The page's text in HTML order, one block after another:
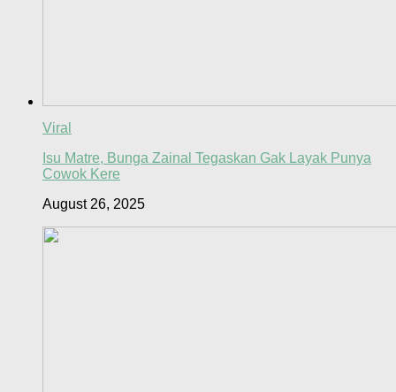
Viral
Isu Matre, Bunga Zainal Tegaskan Gak Layak Punya
Cowok Kere
August 26, 2025